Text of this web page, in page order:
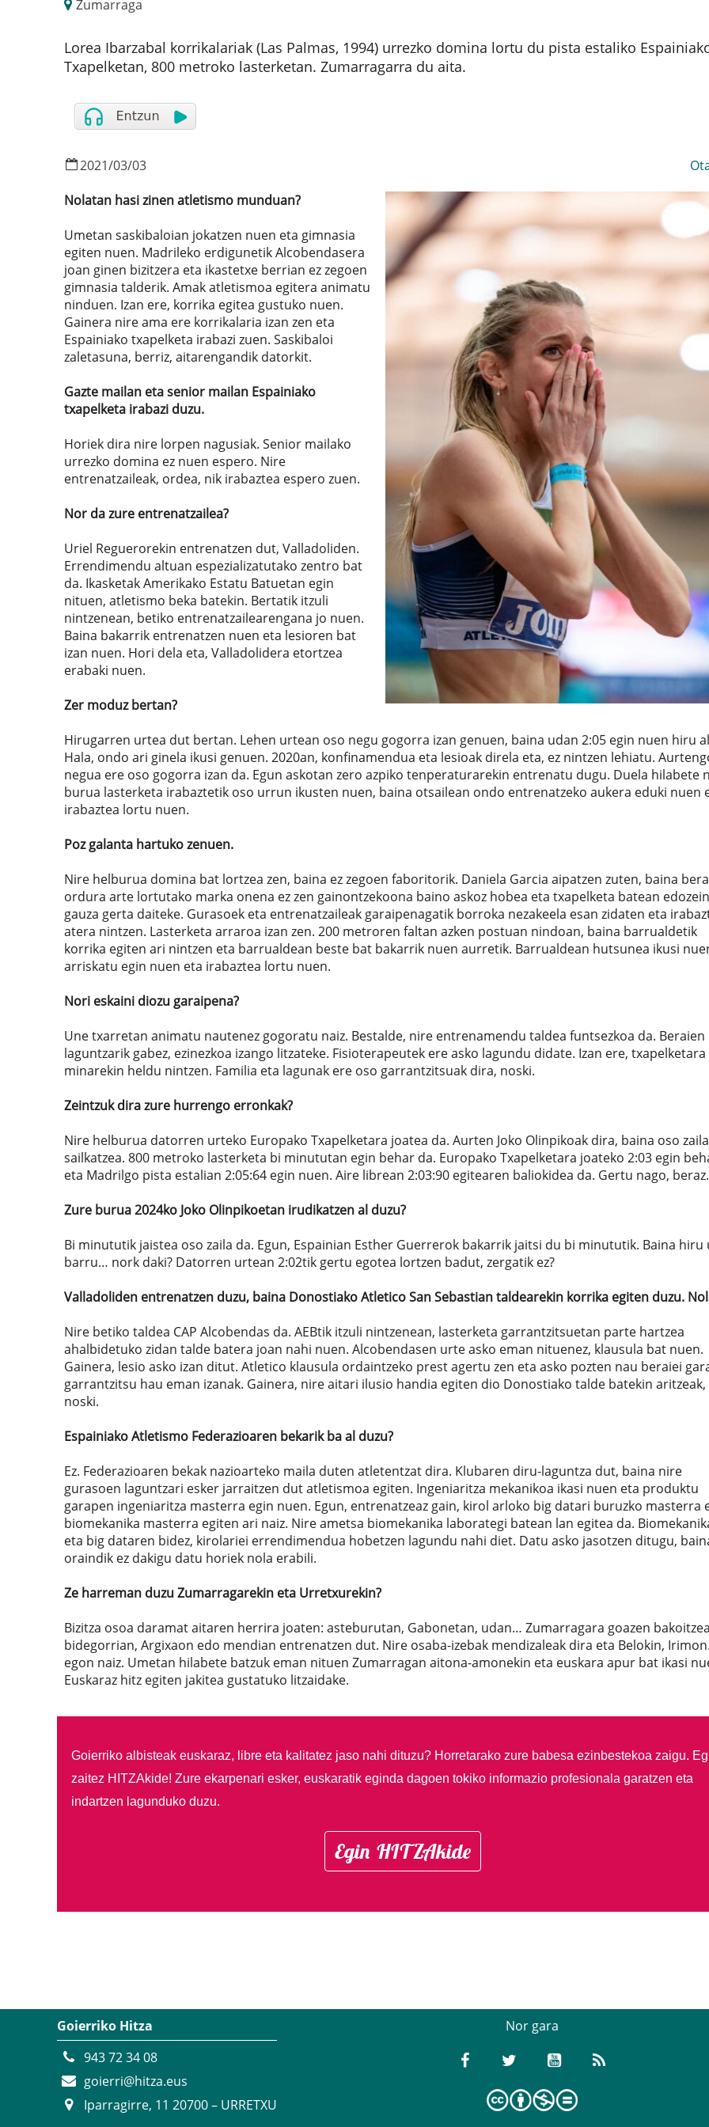
Zumarraga
Lorea Ibarzabal korrikalariak (Las Palmas, 1994) urrezko domina lortu du pista estaliko
Txapelketan, 800 metroko lasterketan. Zumarragarra du aita.
2021/03/03
Nolatan hasi zinen atletismo munduan?
Umetan saskibaloian jokatzen nuen eta gimnasia
egiten nuen. Madrileko erdigunetik Alcobendasera
joan ginen bizitzera eta ikastetxe berrian ez zegoen
gimnasia talderik. Amak atletismoa egitera animatu
ninduen. Izan ere, korrika egitea gustuko nuen.
Gainera nire ama ere korrikalaria izan zen eta
Espainiako txapelketa irabazi zuen. Saskibaloi
zaletasuna, berriz, aitarengandik datorkit.
Gazte mailan eta senior mailan Espainiako
txapelketa irabazi duzu.
Horiek dira nire lorpen nagusiak. Senior mailako
urrezko domina ez nuen espero. Nire
entrenatzaileak, ordea, nik irabaztea espero zuen.
Nor da zure entrenatzailea?
Uriel Reguerorekin entrenatzen dut, Valladoliden.
Errendimendu altuan espezializatutako zentro bat
da. Ikasketak Amerikako Estatu Batuetan egin
nituen, atletismo beka batekin. Bertatik itzuli
nintzenean, betiko entrenatzailearengana jo nuen.
Baina bakarrik entrenatzen nuen eta lesioren bat
izan nuen. Hori dela eta, Valladolidera etortzea
erabaki nuen.
Zer moduz bertan?
Hirugarren urtea dut bertan. Lehen urtean oso negu gogorra izan genuen, baina udan 2:05 egin nuen hiru
Hala, ondo ari ginela ikusi genuen. 2020an, konfinamendua eta lesioak direla eta, ez nintzen lehiatu.
negua ere oso gogorra izan da. Egun askotan zero azpiko tenperaturarekin entrenatu dugu. Duela hilabete
burua lasterketa irabaztetik oso urrun ikusten nuen, baina otsailean ondo entrenatzeko aukera eduki nuen
irabaztea lortu nuen.
Poz galanta hartuko zenuen.
Nire helburua domina bat lortzea zen, baina ez zegoen faboritorik. Daniela Garcia aipatzen zuten, baina
ordura arte lortutako marka onena ez zen gainontzekoona baino askoz hobea eta txapelketa batean edozein
gauza gerta daiteke. Gurasoek eta entrenatzaileak garaipenagatik borroka nezakeela esan zidaten eta
atera nintzen. Lasterketa arraroa izan zen. 200 metroren faltan azken postuan nindoan, baina barrualdetik
korrika egiten ari nintzen eta barrualdean beste bat bakarrik nuen aurretik. Barrualdean hutsunea ikusi
arriskatu egin nuen eta irabaztea lortu nuen.
Nori eskaini diozu garaipena?
Une txarretan animatu nautenez gogoratu naiz. Bestalde, nire entrenamendu taldea funtsezkoa da. Beraien
laguntzarik gabez, ezinezkoa izango litzateke. Fisioterapeutek ere asko lagundu didate. Izan ere, txapelketara
minarekin heldu nintzen. Familia eta lagunak ere oso garrantzitsuak dira, noski.
Zeintzuk dira zure hurrengo erronkak?
Nire helburua datorren urteko Europako Txapelketara joatea da. Aurten Joko Olinpikoak dira, baina oso
sailkatzea. 800 metroko lasterketa bi minututan egin behar da. Europako Txapelketara joateko 2:03 egin
eta Madrilgo pista estalian 2:05:64 egin nuen. Aire librean 2:03:90 egitearen baliokidea da. Gertu nago, beraz.
Zure burua 2024ko Joko Olinpikoetan irudikatzen al duzu?
Bi minututik jaistea oso zaila da. Egun, Espainian Esther Guerrerok bakarrik jaitsi du bi minututik. Baina hiru
barru… nork daki? Datorren urtean 2:02tik gertu egotea lortzen badut, zergatik ez?
Valladoliden entrenatzen duzu, baina Donostiako Atletico San Sebastian taldearekin korrika egiten duzu.
Nire betiko taldea CAP Alcobendas da. AEBtik itzuli nintzenean, lasterketa garrantzitsuetan parte hartzea
ahalbidetuko zidan talde batera joan nahi nuen. Alcobendasen urte asko eman nituenez, klausula bat nuen.
Gainera, lesio asko izan ditut. Atletico klausula ordaintzeko prest agertu zen eta asko pozten nau beraiei
garrantzitsu hau eman izanak. Gainera, nire aitari ilusio handia egiten dio Donostiako talde batekin aritzeak,
noski.
Espainiako Atletismo Federazioaren bekarik ba al duzu?
Ez. Federazioaren bekak nazioarteko maila duten atletentzat dira. Klubaren diru-laguntza dut, baina nire
gurasoen laguntzari esker jarraitzen dut atletismoa egiten. Ingeniaritza mekanikoa ikasi nuen eta produktu
garapen ingeniaritza masterra egin nuen. Egun, entrenatzeaz gain, kirol arloko big datari buruzko masterra
biomekanika masterra egiten ari naiz. Nire ametsa biomekanika laborategi batean lan egitea da.
eta big dataren bidez, kirolariei errendimendua hobetzen lagundu nahi diet. Datu asko jasotzen ditugu,
oraindik ez dakigu datu horiek nola erabili.
Ze harreman duzu Zumarragarekin eta Urretxurekin?
Bizitza osoa daramat aitaren herrira joaten: asteburutan, Gabonetan, udan… Zumarragara goazen
bidegorrian, Argixaon edo mendian entrenatzen dut. Nire osaba-izebak mendizaleak dira eta Belokin,
egon naiz. Umetan hilabete batzuk eman nituen Zumarragan aitona-amonekin eta euskara apur bat ikasi
Euskaraz hitz egiten jakitea gustatuko litzaidake.
Goierriko albisteak euskaraz, libre eta kalitatez jaso nahi dituzu? Horretarako zure babesa ezinbestekoa zaigu.
zaitez HITZAkide! Zure ekarpenari esker, euskaratik eginda dagoen tokiko informazio profesionala garatzen eta
indartzen lagunduko duzu.
Egin HITZAkide
Goierriko Hitza
943 72 34 08
goierri@hitza.eus
Iparragirre, 11 20700 – URRETXU
Nor gara